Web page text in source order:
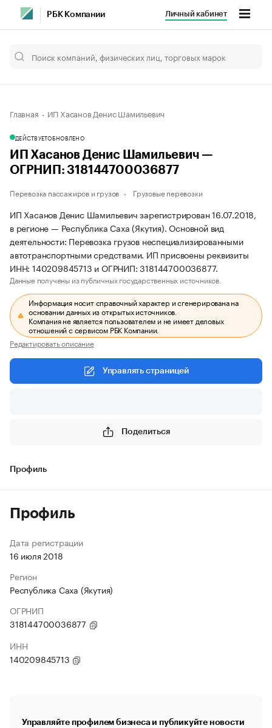
РБК Компании Личный кабинет
Главная ИП Хасанов Денис Шамильевич
ДЕЙСТВУЕТОБНОВЛЕНО
ИП Хасанов Денис Шамильевич —
ОГРНИП: 318144700036877
Перевозка пассажиров и грузов Грузовые перевозки
ИП Хасанов Денис Шамильевич зарегистрирован 16.07.2018,
в регионе — Республика Саха (Якутия). Основной вид
деятельности: Перевозка грузов неспециализированными
автотранспортными средствами. ИП присвоены реквизиты
ИНН: 140209845713 и ОГРНИП: 318144700036877.
Данные получены из публичных государственных источников.
Информация носит справочный характер и сгенерирована на
основании данных из открытых источников.
Компания не является пользователем и не имеет деловых
отношений с сервисом РБК Компании.
Редактировать описание
Управлять страницей
Поделиться
Профиль
Профиль
Дата регистрации
16 июля 2018
Регион
Республика Саха (Якутия)
ОГРНИП
318144700036877
ИНН
140209845713
Управляйте профилем бизнеса и публикуйте новости